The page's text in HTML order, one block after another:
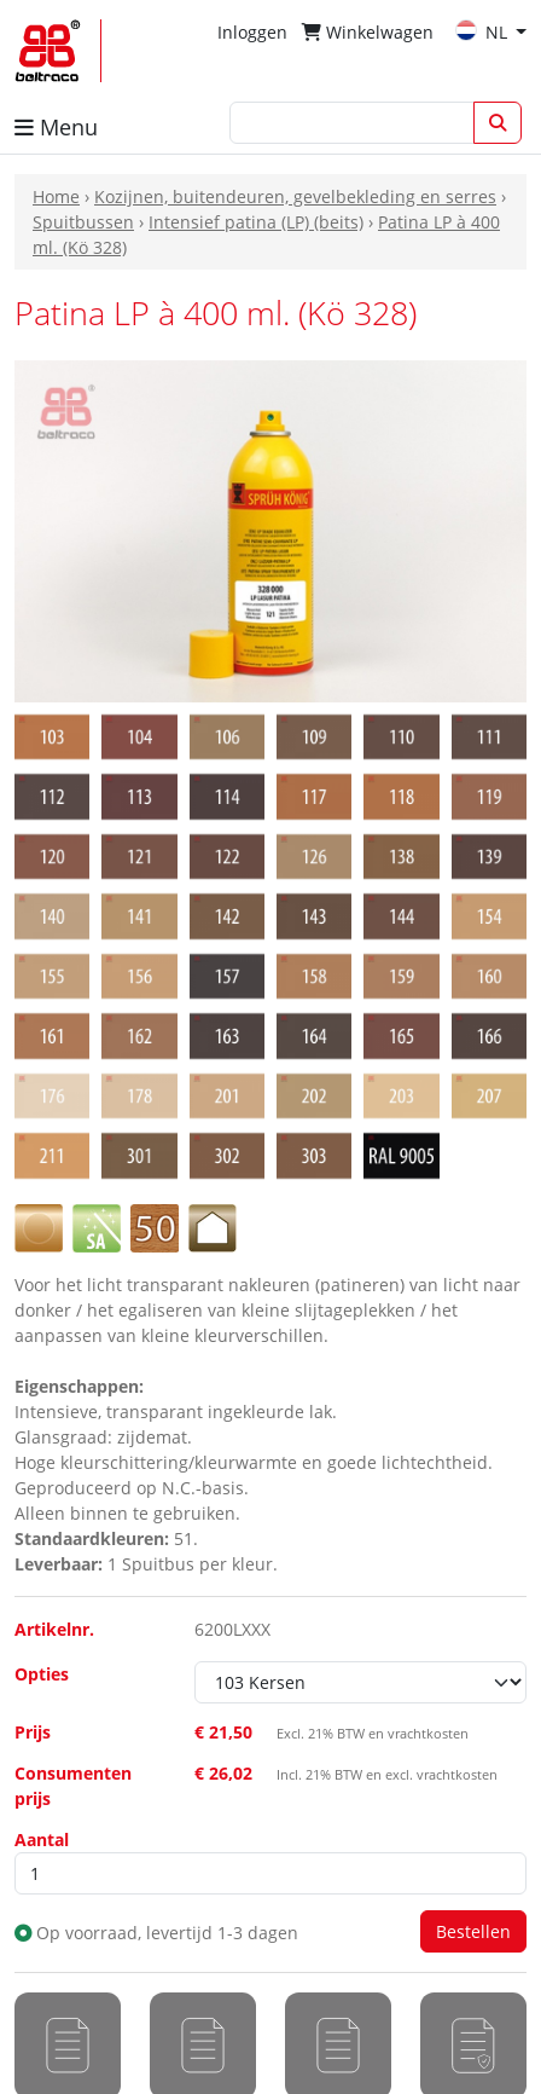
Inloggen Winkelwagen NL
Menu
Home › Kozijnen, buitendeuren, gevelbekleding en serres ›
Spuitbussen › Intensief patina (LP) (beits) › Patina LP à 400
ml. (Kö 328)
Patina LP à 400 ml. (Kö 328)
Voor het licht transparant nakleuren (patineren) van licht naar
donker / het egaliseren van kleine slijtageplekken / het
aanpassen van kleine kleurverschillen.
Eigenschappen:
Intensieve, transparant ingekleurde lak.
Glansgraad: zijdemat.
Hoge kleurschittering/kleurwarmte en goede lichtechtheid.
Geproduceerd op N.C.-basis.
Alleen binnen te gebruiken.
Standaardkleuren: 51.
Leverbaar: 1 Spuitbus per kleur.
Artikelnr.
6200LXXX
Opties
Prijs € 21,50 Excl. 21% BTW en vrachtkosten
Consumenten
prijs
€ 26,02 Incl. 21% BTW en excl. vrachtkosten
Aantal
Op voorraad, levertijd 1-3 dagen